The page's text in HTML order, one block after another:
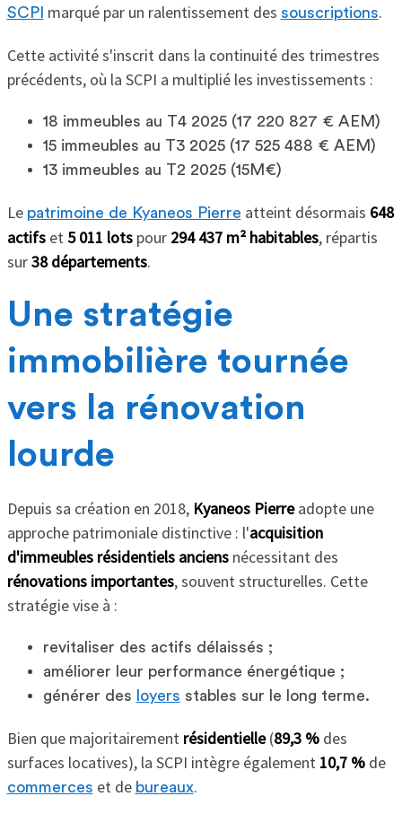
SCPI marqué par un ralentissement des souscriptions.
Cette activité s'inscrit dans la continuité des trimestres
précédents, où la SCPI a multiplié les investissements :
18 immeubles au T4 2025 (17 220 827 € AEM)
15 immeubles au T3 2025 (17 525 488 € AEM)
13 immeubles au T2 2025 (15M€)
Le patrimoine de Kyaneos Pierre atteint désormais 648
actifset 5 011 lotspour 294 437 m² habitables, répartis
sur38 départements.
Une stratégie
immobilière tournée
vers la rénovation
lourde
Depuis sa création en 2018, Kyaneos Pierreadopte une
approche patrimoniale distinctive : l'acquisition
d'immeubles résidentiels anciensnécessitant des
rénovations importantes, souvent structurelles. Cette
stratégie vise à :
revitaliser des actifs délaissés ;
améliorer leur performance énergétique ;
générer des
loyers stables sur le long terme.
Bien que majoritairement résidentielle(89,3 %des
surfaces locatives), la SCPI intègre également 10,7 %de
commerces et de bureaux.